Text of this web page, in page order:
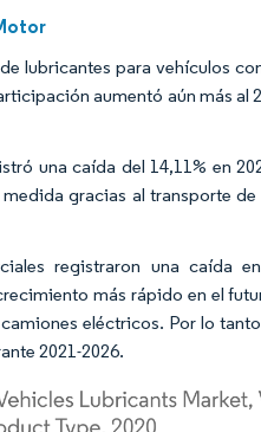
lubricantes para vehículos
aumentó aún más
una caída del 14,11% en
gracias al transporte
registraron una caída
más rápido en el
eléctricos. Por lo
2021-2026.